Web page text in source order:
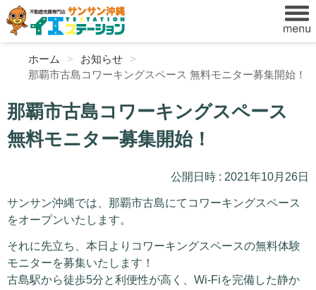
ホーム
お知らせ
那覇市古島コワーキングスペース 無料モニター募集開始！
那覇市古島コワーキングスペース
無料モニター募集開始！
公開日時 : 2021年10月26日
サンサン沖縄では、那覇市古島にてコワーキングスペース
をオープンいたします。
それに先立ち、本日よりコワーキングスペースの無料体験
モニターを募集いたします！
古島駅から徒歩5分と利便性が高く、Wi-Fiを完備した静か